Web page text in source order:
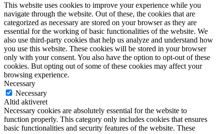
This website uses cookies to improve your experience while you
navigate through the website. Out of these, the cookies that are
categorized as necessary are stored on your browser as they are
essential for the working of basic functionalities of the website. We
also use third-party cookies that help us analyze and understand how
you use this website. These cookies will be stored in your browser
only with your consent. You also have the option to opt-out of these
cookies. But opting out of some of these cookies may affect your
browsing experience.
Necessary
Necessary
Altid aktiveret
Necessary cookies are absolutely essential for the website to
function properly. This category only includes cookies that ensures
basic functionalities and security features of the website. These